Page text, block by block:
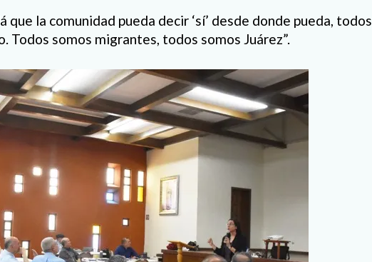
que la comunidad pueda decir ‘sí’ desde donde pueda, todos
Todos somos migrantes, todos somos Juárez”.